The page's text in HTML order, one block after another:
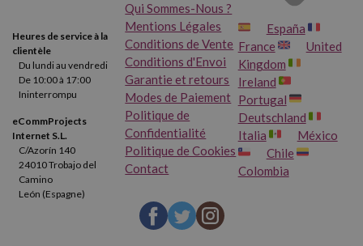
Heures de service à la
clientèle
Du lundi au vendredi
De 10:00 à 17:00
Ininterrompu
eCommProjects
Internet S.L.
C/Azorín 140
24010 Trobajo del
Camino
León (Espagne)
Qui Sommes-Nous ?
Mentions Légales
Conditions de Vente
Conditions d'Envoi
Garantie et retours
Modes de Paiement
Politique de
Confidentialité
Politique de Cookies
Contact
España
France
United
Kingdom
Ireland
Portugal
Deutschland
Italia
México
Chile
Colombia